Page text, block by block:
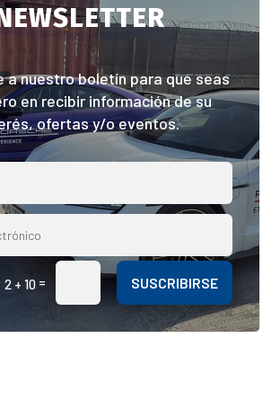
LETTER
a nuestro boletín para que seas
en recibir información de su
ofertas y/o eventos.
2 + 10= SUSCRIBIRSE